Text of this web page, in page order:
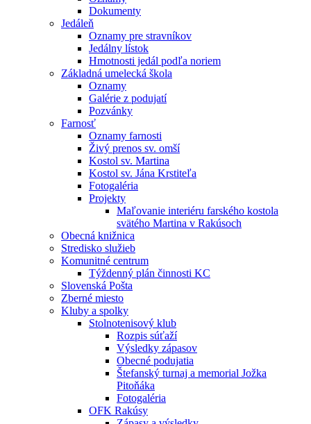
Dokumenty
Jedáleň
Oznamy pre stravníkov
Jedálny lístok
Hmotnosti jedál podľa noriem
Základná umelecká škola
Oznamy
Galérie z podujatí
Pozvánky
Farnosť
Oznamy farnosti
Živý prenos sv. omší
Kostol sv. Martina
Kostol sv. Jána Krstiteľa
Fotogaléria
Projekty
Maľovanie interiéru farského kostola
svätého Martina v Rakúsoch
Obecná knižnica
Stredisko služieb
Komunitné centrum
Týždenný plán činnosti KC
Slovenská Pošta
Zberné miesto
Kluby a spolky
Stolnotenisový klub
Rozpis súťaží
Výsledky zápasov
Obecné podujatia
Štefanský turnaj a memorial Jožka
Pitoňáka
Fotogaléria
OFK Rakúsy